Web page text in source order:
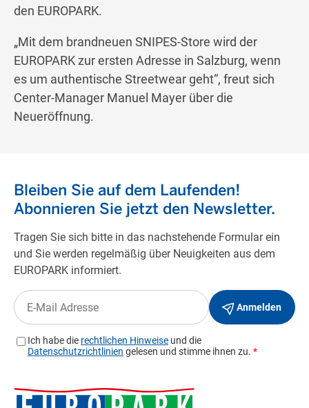
den EUROPARK.
„Mit dem brandneuen SNIPES-Store wird der
EUROPARK zur ersten Adresse in Salzburg, wenn
es um authentische Streetwear geht“, freut sich
Center-Manager Manuel Mayer über die
Neueröffnung.